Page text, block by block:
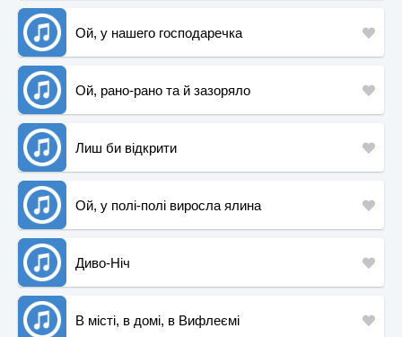
Ой, у нашего господаречка
Ой, рано-рано та й зазоряло
Лиш би відкрити
Ой, у полі-полі виросла ялина
Диво-Ніч
В місті, в домі, в Вифлеємі